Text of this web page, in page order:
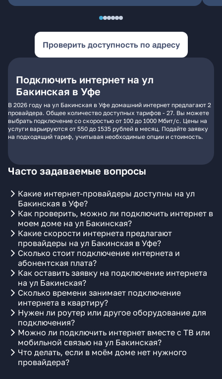
Проверить доступность по адресу
Подключить интернет на ул
Бакинская в Уфе
В 2026 году на ул Бакинская в Уфе домашний интернет предлагают 2
провайдера. Общее количество доступных тарифов - 27. Вы можете
выбрать подключение со скоростью от 100 до 1000 Мбит/с. Цены на
услуги варьируются от 550 до 1535 рублей в месяц. Подайте заявку
на подходящий тариф, учитывая необходимые опции и стоимость.
Часто задаваемые вопросы
Какие интернет-провайдеры доступны на ул
Бакинская в Уфе?
Как проверить, можно ли подключить интернет в
моем доме на ул Бакинская?
Какие скорости интернета предлагают
провайдеры на ул Бакинская в Уфе?
Сколько стоит подключение интернета и
абонентская плата?
Как оставить заявку на подключение интернета
на ул Бакинская?
Сколько времени занимает подключение
интернета в квартиру?
Нужен ли роутер или другое оборудование для
подключения?
Можно ли подключить интернет вместе с ТВ или
мобильной связью на ул Бакинская?
Что делать, если в моём доме нет нужного
провайдера?